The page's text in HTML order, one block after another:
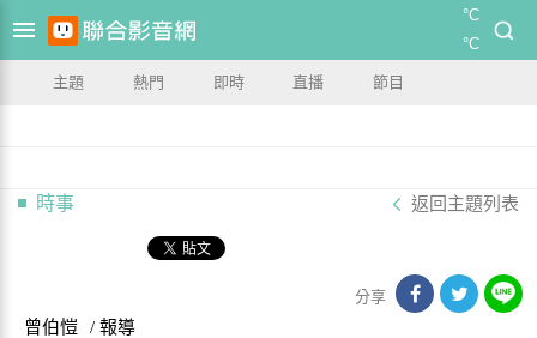
°C
°C
主題 熱門 即時 直播 節目
時事 返回主題列表
分享
曾伯愷 / 報導